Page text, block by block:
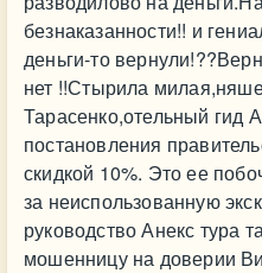
безнаказанности!! и
деньги-то
нет !!Стырила
Тарасенко,отельный гид
постановления
скидкой 10%. Это ее
за неиспользованную
руководство Анекс тура
мошенницу на доверии